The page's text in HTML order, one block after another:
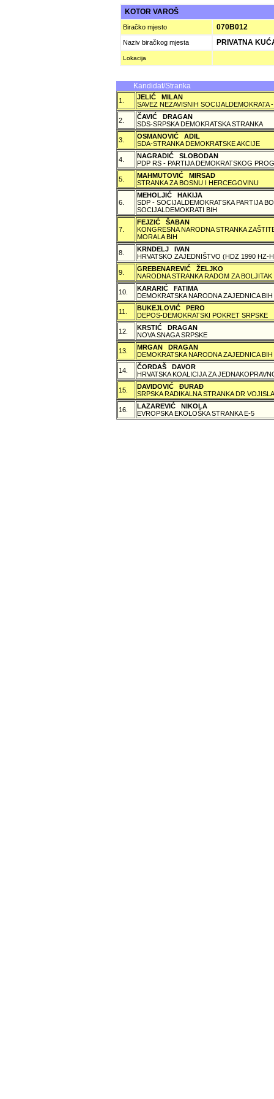
KOTOR VAROŠ
Biračko mjesto 070B012
Naziv biračkog mjesta PRIVATNA
Lokacija
Kandidat/Stranka
1.
JELIĆ MILAN
SAVEZ NEZAVISNIH SOCIJALDEMOKRATA
2.
ČAVIĆ DRAGAN
SDS-SRPSKA DEMOKRATSKA STRANKA
3.
OSMANOVIĆ ADIL
SDA-STRANKA DEMOKRATSKE AKCIJE
4.
NAGRADIĆ SLOBODAN
PDP RS - PARTIJA DEMOKRATSKOG
5.
MAHMUTOVIĆ MIRSAD
STRANKA ZA BOSNU I HERCEGOVINU
6.
MEHOLJIĆ HAKIJA
SDP - SOCIJALDEMOKRATSKA PARTIJA
SOCIJALDEMOKRATI BIH
7.
FEJZIĆ ŠABAN
KONGRESNA NARODNA STRANKA
MORALA BIH
8.
KRNDELJ IVAN
HRVATSKO ZAJEDNIŠTVO (HDZ 1990 HZ-
9.
GREBENAREVIĆ ŽELJKO
NARODNA STRANKA RADOM ZA BOLJITAK
10.
KARARIĆ FATIMA
DEMOKRATSKA NARODNA ZAJEDNICA BIH
11.
BUKEJLOVIĆ PERO
DEPOS-DEMOKRATSKI POKRET SRPSKE
12.
KRSTIĆ DRAGAN
NOVA SNAGA SRPSKE
13.
MRGAN DRAGAN
DEMOKRATSKA NARODNA ZAJEDNICA BIH
14.
ČORDAŠ DAVOR
HRVATSKA KOALICIJA ZA
15.
DAVIDOVIĆ ÐURAÐ
SRPSKA RADIKALNA STRANKA DR
16.
LAZAREVIĆ NIKOLA
EVROPSKA EKOLOŠKA STRANKA E-5